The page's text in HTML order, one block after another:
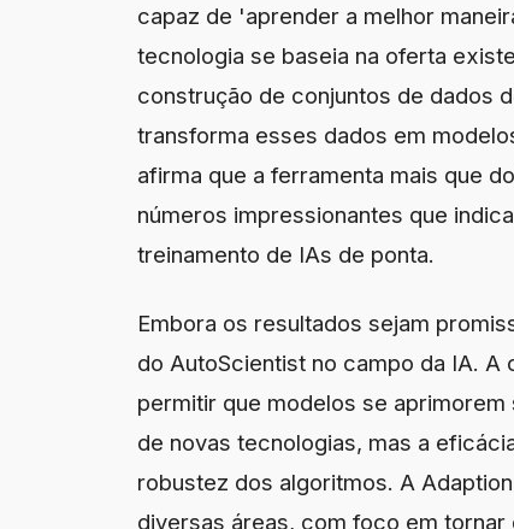
capaz de 'aprender a melhor
tecnologia se baseia na oferta
construção de conjuntos de dados
transforma esses dados em
afirma que a ferramenta mais que
números impressionantes que
treinamento de IAs de ponta.
Embora os resultados sejam
do AutoScientist no campo da IA.
permitir que modelos se
de novas tecnologias, mas a
robustez dos algoritmos. A
diversas áreas, com foco em